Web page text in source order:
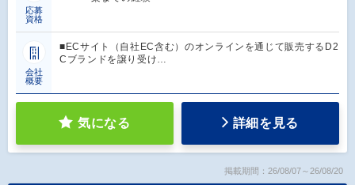
応募
資格
会社
概要
■ECサイト（自社EC含む）のオンラインを通じて販売するD2
Cブランドを譲り受け…
気になる 詳細を見る
掲載期間：26/08/07～26/08/20